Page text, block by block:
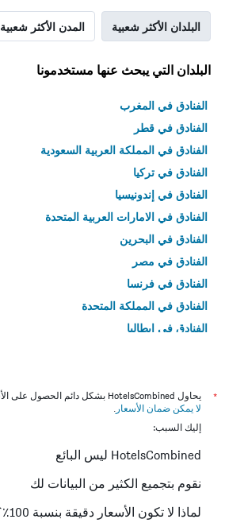
البلدان الأكثر شعبية المدن الأكثر شعبية
البلدان التي يبحث عنها مستخدمونا
الفنادق في المغرب
الفنادق في قطر
الفنادق في المملكة العربية السعودية
الفنادق في تركيا
الفنادق في إندونيسيا
الفنادق في الامارات العربية المتحدة
الفنادق في البحرين
الفنادق في مصر
الفنادق في فرنسا
الفنادق في المملكة المتحدة
الفنادق في إيطاليا
*
يحاول HotelsCombined بشكل دائم الحصول على الأسعار الدقيقة، ولكن
لا يمكن ضمان الأسعار .
إليك السبب:
HotelsCombined ليس البائع
نقوم بتجميع الكثير من البيانات لك
لماذا لا تكون الأسعار دقيقة بنسبة 100٪؟